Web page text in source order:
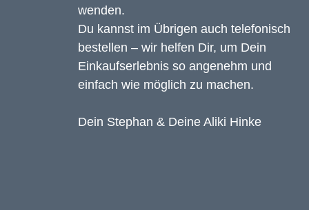
wenden.
Du kannst im Übrigen auch telefonisch
bestellen – wir helfen Dir, um Dein
Einkaufserlebnis so angenehm und
einfach wie möglich zu machen.
Dein Stephan & Deine Aliki Hinke